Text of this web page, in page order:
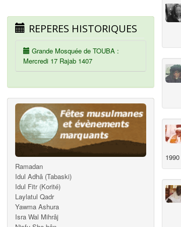
REPERES HISTORIQUES
Grande Mosquée de TOUBA :
Mercredi 17 Rajab 1407
Ramadan
Idul Adhâ (Tabaski)
Idul Fitr (Korité)
Laylatul Qadr
Yawma Ashura
Isra Wal Mihrâj
1990